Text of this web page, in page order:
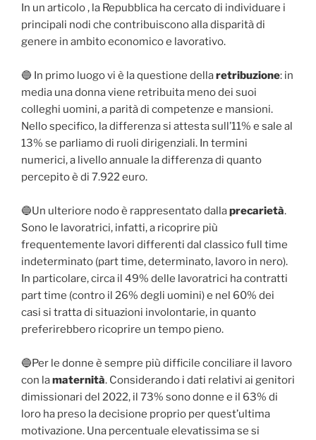
In un articolo , la Repubblica ha cercato di individuare i
principali nodi che contribuiscono alla disparità di
genere in ambito economico e lavorativo.
🔵 In primo luogo vi è la questione dellaretribuzione: in
media una donna viene retribuita meno dei suoi
colleghi uomini, a parità di competenze e mansioni.
Nello specifico, la differenza si attesta sull’11% e sale al
13% se parliamo di ruoli dirigenziali. In termini
numerici, a livello annuale la differenza di quanto
percepito è di 7.922 euro.
🔵Un ulteriore nodo è rappresentato dallaprecarietà.
Sono le lavoratrici, infatti, a ricoprire più
frequentemente lavori differenti dal classico full time
indeterminato (part time, determinato, lavoro in nero).
In particolare, circa il 49% delle lavoratrici ha contratti
part time (contro il 26% degli uomini) e nel 60% dei
casi si tratta di situazioni involontarie, in quanto
preferirebbero ricoprire un tempo pieno.
🔵Per le donne è sempre più difficile conciliare il lavoro
con lamaternità. Considerando i dati relativi ai genitori
dimissionari del 2022, il 73% sono donne e il 63% di
loro ha preso la decisione proprio per quest’ultima
motivazione. Una percentuale elevatissima se si